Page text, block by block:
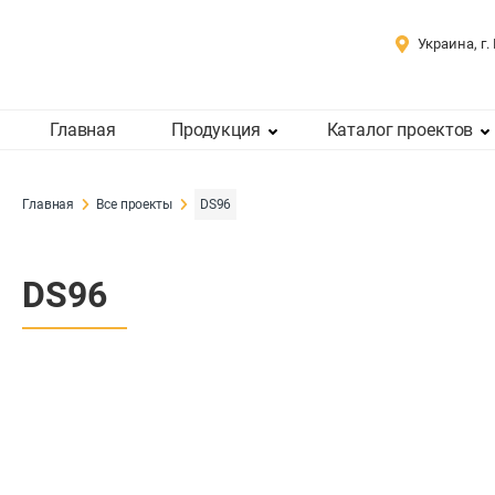
Украина,
Главная Продукция Каталог проектов
Главная Все проекты DS96
DS96